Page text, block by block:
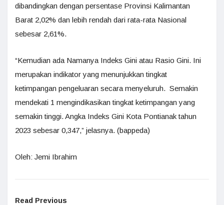
dibandingkan dengan persentase Provinsi Kalimantan
Barat 2,02% dan lebih rendah dari rata-rata Nasional
sebesar 2,61%.
“Kemudian ada Namanya Indeks Gini atau Rasio Gini. Ini
merupakan indikator yang menunjukkan tingkat
ketimpangan pengeluaran secara menyeluruh. Semakin
mendekati 1 mengindikasikan tingkat ketimpangan yang
semakin tinggi. Angka Indeks Gini Kota Pontianak tahun
2023 sebesar 0,347,” jelasnya. (bappeda)
Oleh: Jemi Ibrahim
Read Previous